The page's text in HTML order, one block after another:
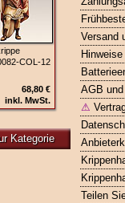
Versand
AGB
⚠
Teilen
68,80 €
inkl. MwSt.
Kategorie